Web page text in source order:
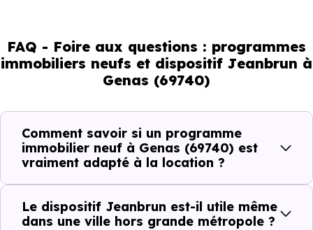
comportent pas de la même manière, tous les logements
ne répondent pas à la même demande, et toutes les
résidences n’offrent pas le même potentiel locatif.
Avant la fiscalité, une question
simple : quelle est la pertinence de
votre projet d’investissement
locatif avec le dispositif Jeanbrun
à Genas (69740) ?
FAQ - Foire aux questions : programmes
immobiliers neufs et dispositif Jeanbrun à
Genas (69740)
Comment savoir si un programme
immobilier neuf à Genas (69740) est
vraiment adapté à la location ?
Le dispositif Jeanbrun est-il utile même
dans une ville hors grande métropole ?